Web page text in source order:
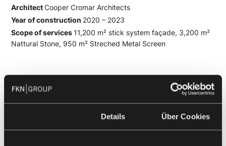
Details Über Cookies
ArchitectCooper Cromar Architects
Year of construction 2020 – 2023
Scope of services 11,200 m² stick system façade, 3,200 m²
Nattural Stone, 950 m² Streched Metal Screen